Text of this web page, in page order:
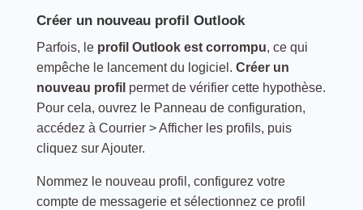
Créer un nouveau profil Outlook
Parfois, le profil Outlook est corrompu, ce qui
empêche le lancement du logiciel. Créer un
nouveau profil permet de vérifier cette hypothèse.
Pour cela, ouvrez le Panneau de configuration,
accédez à Courrier > Afficher les profils, puis
cliquez sur Ajouter.
Nommez le nouveau profil, configurez votre
compte de messagerie et sélectionnez ce profil